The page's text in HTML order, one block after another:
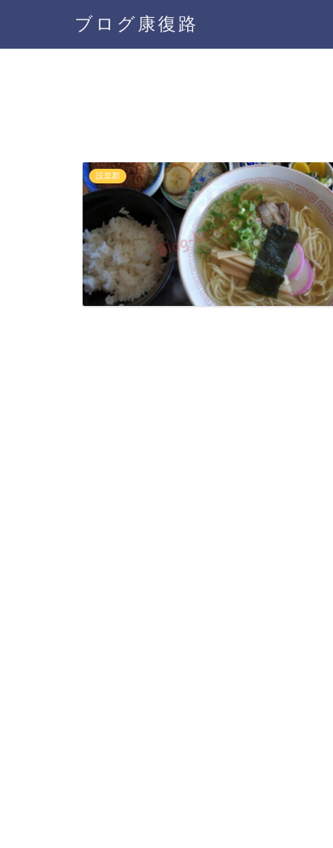
ブログ康復路
設楽郡